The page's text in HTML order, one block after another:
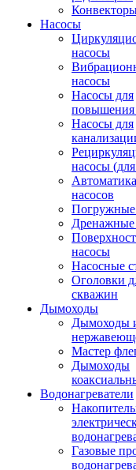
Насосы
насосы
насосы
Насосы для
повышения
Насосы для
насосы
насосов
Погружные
Дренажные
насосы
Насосные
Оголовки
скважин
Дымоходы
Дымоходы
Мастер
Дымоходы
Водонагреватели
Газовые